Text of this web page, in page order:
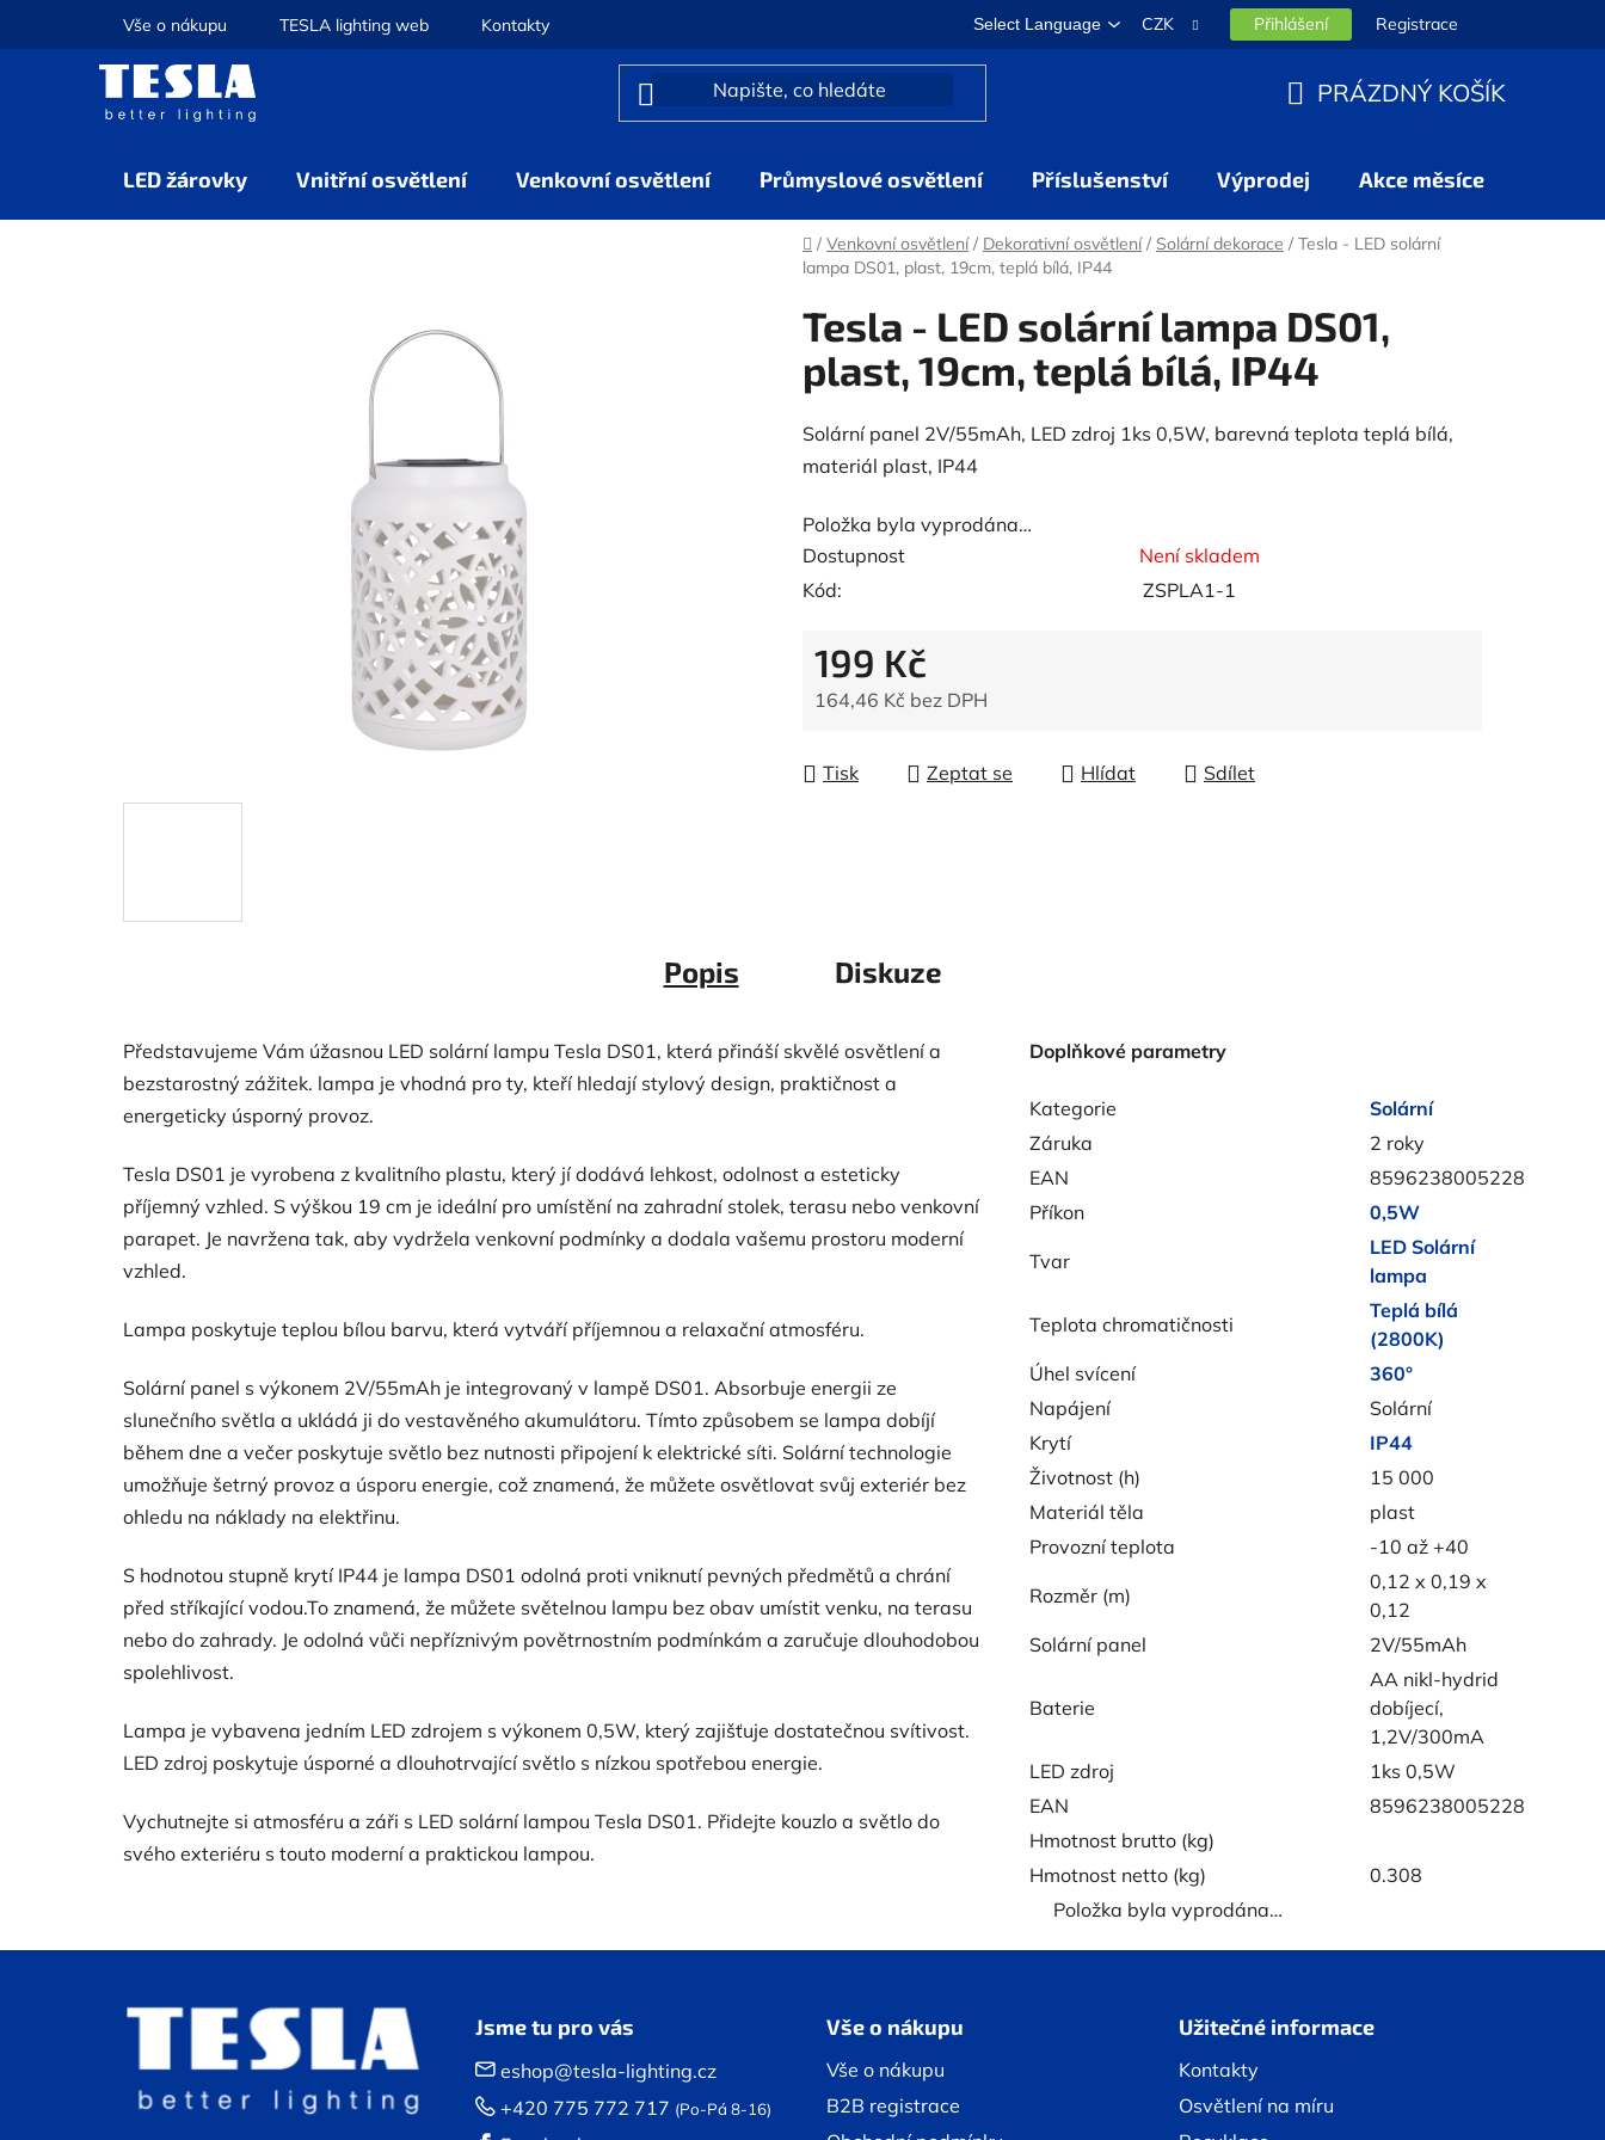
Vše o nákupu TESLA lighting web Kontakty Select Language CZK Přihlášení Registrace
KOŠÍK
PRÁZDNÝ KOŠÍK
LED žárovky Vnitřní osvětlení Venkovní osvětlení Průmyslové osvětlení Příslušenství Výprodej Akce měsíce
Domů
/ Venkovní osvětlení / Dekorativní osvětlení / Solární dekorace / Tesla - LED solární
lampa DS01, plast, 19cm, teplá bílá, IP44
Tesla - LED solární lampa DS01,
plast, 19cm, teplá bílá, IP44
Solární panel 2V/55mAh, LED zdroj 1ks 0,5W, barevná teplota teplá bílá,
materiál plast, IP44
Položka byla vyprodána…
Dostupnost
Není skladem
Kód:
ZSPLA1-1
199 Kč
164,46 Kč bez DPH
Tisk
Zeptat se Hlídat Sdílet
Popis Diskuze
Představujeme Vám úžasnou LED solární lampu Tesla DS01, která přináší skvělé osvětlení a
bezstarostný zážitek. lampa je vhodná pro ty, kteří hledají stylový design, praktičnost a
energeticky úsporný provoz.
Tesla DS01 je vyrobena z kvalitního plastu, který jí dodává lehkost, odolnost a esteticky
příjemný vzhled. S výškou 19 cm je ideální pro umístění na zahradní stolek, terasu nebo venkovní
parapet. Je navržena tak, aby vydržela venkovní podmínky a dodala vašemu prostoru moderní
vzhled.
Lampa poskytuje teplou bílou barvu, která vytváří příjemnou a relaxační atmosféru.
Solární panel s výkonem 2V/55mAh je integrovaný v lampě DS01. Absorbuje energii ze
slunečního světla a ukládá ji do vestavěného akumulátoru. Tímto způsobem se lampa dobíjí
během dne a večer poskytuje světlo bez nutnosti připojení k elektrické síti. Solární technologie
umožňuje šetrný provoz a úsporu energie, což znamená, že můžete osvětlovat svůj exteriér bez
ohledu na náklady na elektřinu.
S hodnotou stupně krytí IP44 je lampa DS01 odolná proti vniknutí pevných předmětů a chrání
před stříkající vodou.To znamená, že můžete světelnou lampu bez obav umístit venku, na terasu
nebo do zahrady. Je odolná vůči nepříznivým povětrnostním podmínkám a zaručuje dlouhodobou
spolehlivost.
Lampa je vybavena jedním LED zdrojem s výkonem 0,5W, který zajišťuje dostatečnou svítivost.
LED zdroj poskytuje úsporné a dlouhotrvající světlo s nízkou spotřebou energie.
Vychutnejte si atmosféru a záři s LED solární lampou Tesla DS01. Přidejte kouzlo a světlo do
svého exteriéru s touto moderní a praktickou lampou.
Doplňkové parametry
Kategorie
Solární
Záruka
2 roky
EAN
8596238005228
Příkon
0,5W
Tvar
LED Solární
lampa
Teplota chromatičnosti
Teplá bílá
(2800K)
Úhel svícení
360°
Napájení
Solární
Krytí
IP44
Životnost (h)
15 000
Materiál těla
plast
Provozní teplota
-10 až +40
Rozměr (m)
0,12 x 0,19 x
0,12
Solární panel
2V/55mAh
Baterie
AA nikl-hydrid
dobíjecí,
1,2V/300mA
LED zdroj
1ks 0,5W
EAN
8596238005228
Hmotnost brutto (kg)
Hmotnost netto (kg)
0.308
Položka byla vyprodána…
Jsme tu pro vás
eshop@tesla-lighting.cz
+420 775 772 717 (Po-Pá 8-16)
Vše o nákupu
Vše o nákupu
B2B registrace
Užitečné informace
Kontakty
Osvětlení na míru